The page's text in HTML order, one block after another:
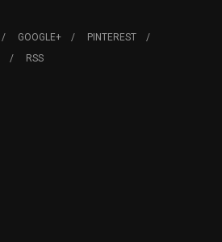
GOOGLE+
PINTEREST
RSS